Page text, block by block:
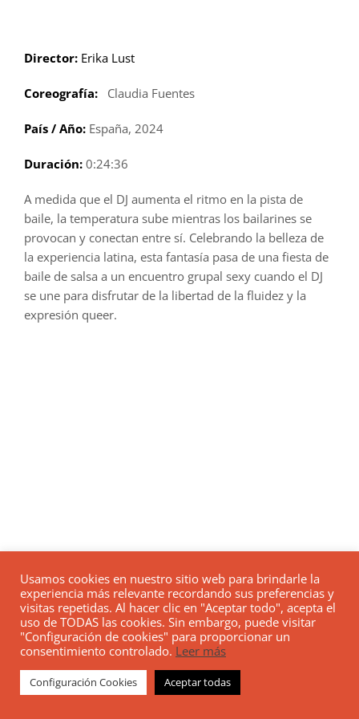
Director: Erika Lust
Coreografía: Claudia Fuentes
País / Año: España, 2024
Duración: 0:24:36
A medida que el DJ aumenta el ritmo en la pista de
baile, la temperatura sube mientras los bailarines se
provocan y conectan entre sí. Celebrando la belleza de
la experiencia latina, esta fantasía pasa de una fiesta de
baile de salsa a un encuentro grupal sexy cuando el DJ
se une para disfrutar de la libertad de la fluidez y la
expresión queer.
Usamos cookies en nuestro sitio web para brindarle la
experiencia más relevante recordando sus preferencias y
visitas repetidas. Al hacer clic en "Aceptar todo", acepta el
uso de TODAS las cookies. Sin embargo, puede visitar
"Configuración de cookies" para proporcionar un
consentimiento controlado. Leer más
Configuración Cookies Aceptar todas